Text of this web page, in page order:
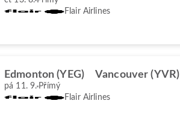
Flair Airlines
Edmonton (YEG) Vancouver (YVR)
pá 11. 9. Přímý
Flair Airlines